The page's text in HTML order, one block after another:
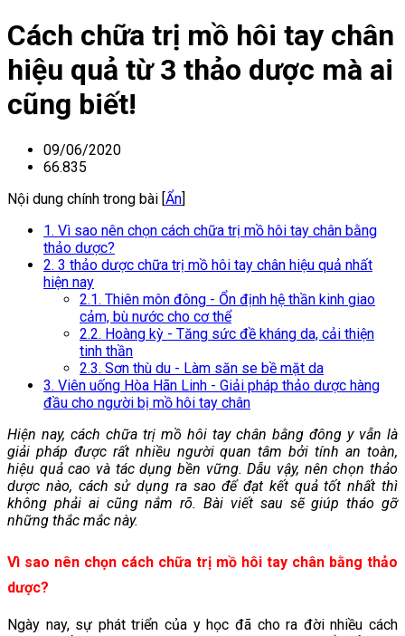
Cách chữa trị mồ hôi tay chân
hiệu quả từ 3 thảo dược mà ai
cũng biết!
09/06/2020
66.835
Nội dung chính trong bài [Ẩn]
1. Vì sao nên chọn cách chữa trị mồ hôi tay chân bằng
thảo dược?
2. 3 thảo dược chữa trị mồ hôi tay chân hiệu quả nhất
hiện nay
2.1. Thiên môn đông - Ổn định hệ thần kinh giao
cảm, bù nước cho cơ thể
2.2. Hoàng kỳ - Tăng sức đề kháng da, cải thiện
tinh thần
2.3. Sơn thù du - Làm săn se bề mặt da
3. Viên uống Hòa Hãn Linh - Giải pháp thảo dược hàng
đầu cho người bị mồ hôi tay chân
Hiện nay, cách chữa trị mồ hôi tay chân bằng đông y vẫn là
giải pháp được rất nhiều người quan tâm bởi tính an toàn,
hiệu quả cao và tác dụng bền vững. Dẫu vậy, nên chọn thảo
dược nào, cách sử dụng ra sao để đạt kết quả tốt nhất thì
không phải ai cũng nắm rõ. Bài viết sau sẽ giúp tháo gỡ
những thắc mắc này.
Vì sao nên chọn cách chữa trị mồ hôi tay chân bằng thảo
dược?
Ngày nay, sự phát triển của y học đã cho ra đời nhiều cách